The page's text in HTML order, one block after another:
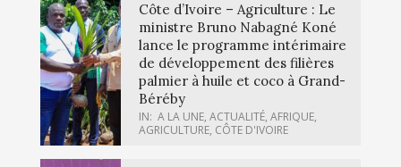
Côte d’Ivoire – Agriculture : Le
ministre Bruno Nabagné Koné
lance le programme intérimaire
de développement des filières
palmier à huile et coco à Grand-
Béréby
IN: A LA UNE, ACTUALITÉ, AFRIQUE,
AGRICULTURE, CÔTE D'IVOIRE